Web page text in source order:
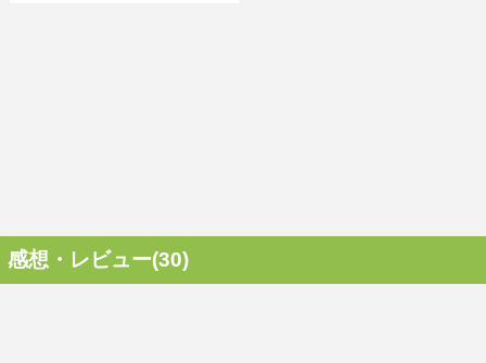
感想・レビュー(30)